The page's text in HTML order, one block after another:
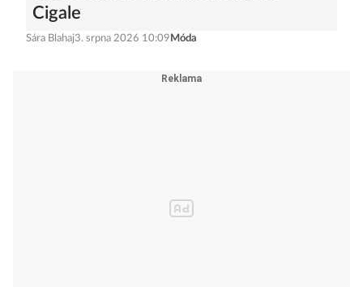
Cigale
Sára Blahaj3. srpna 2026 10:09 Móda